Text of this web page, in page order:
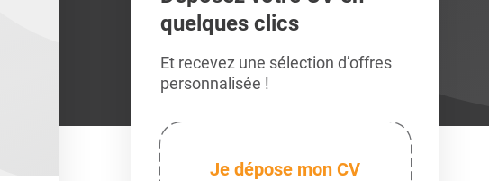
quelques clics
Et recevez une sélection d’offres
personnalisée !
Je dépose mon CV